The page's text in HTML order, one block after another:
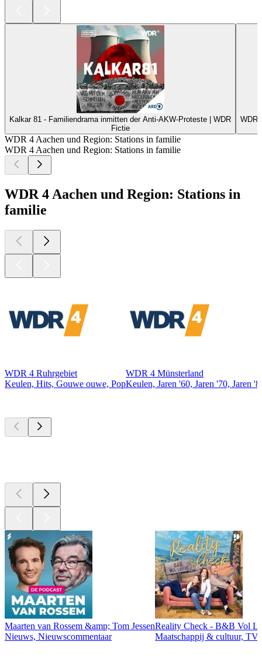
Kalkar 81 - Familiendrama inmitten der Anti-AKW-Proteste | WDR
Fictie
WDR
WDR 4 Aachen und Region: Stations in familie
WDR 4 Aachen und Region: Stations in familie
WDR 4 Aachen und Region: Stations in
familie
WDR 4 Ruhrgebiet
Keulen, Hits, Gouwe ouwe, Pop
WDR 4 Münsterland
Keulen, Jaren '60, Jaren '70, Jaren
Maarten van Rossem &amp; Tom Jessen
Nieuws, Nieuwscommentaar
Reality Check - B&B Vol
Maatschappij & cultuur,